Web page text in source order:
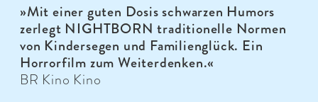
»Mit einer guten Dosis schwarzen Humors
zerlegt NIGHTBORN traditionelle Normen
von Kindersegen und Familienglück. Ein
Horrorfilm zum Weiterdenken.«
BR Kino Kino